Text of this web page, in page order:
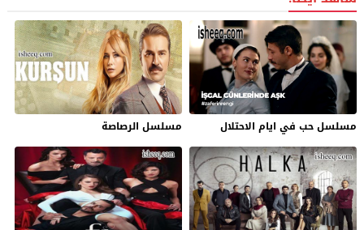
مسلسل حب في ايام الاحتلال مسلسل الرصاصة